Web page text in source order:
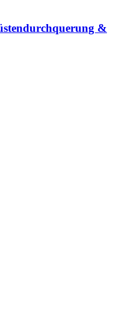
&